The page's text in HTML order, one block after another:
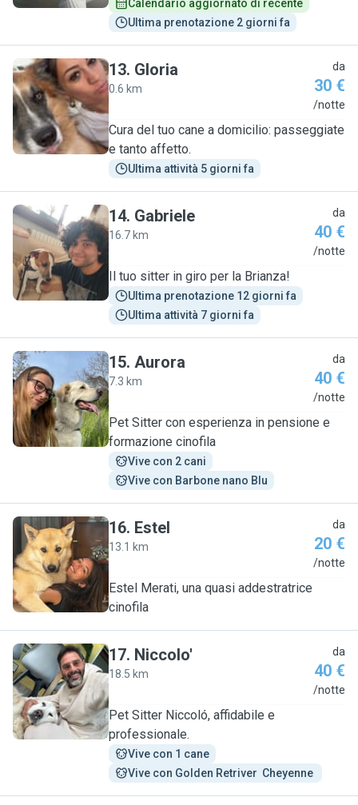
Calendario aggiornato di recente
Ultima prenotazione 2 giorni fa
G
13. Gloria
0.6 km
da
30 €
/notte
Cura del tuo cane a domicilio: passeggiate
e tanto affetto.
Ultima attività 5 giorni fa
G
14. Gabriele
16.7 km
da
40 €
/notte
Il tuo sitter in giro per la Brianza!
Ultima prenotazione 12 giorni fa
Ultima attività 7 giorni fa
A
15. Aurora
7.3 km
da
40 €
/notte
Pet Sitter con esperienza in pensione e
formazione cinofila
Vive con 2 cani
Vive con Barbone nano Blu
E
16. Estel
13.1 km
da
20 €
/notte
Estel Merati, una quasi addestratrice
cinofila
N
17. Niccolo'
18.5 km
da
40 €
/notte
Pet Sitter Niccoló, affidabile e
professionale.
Vive con 1 cane
Vive con Golden Retriver  Cheyenne